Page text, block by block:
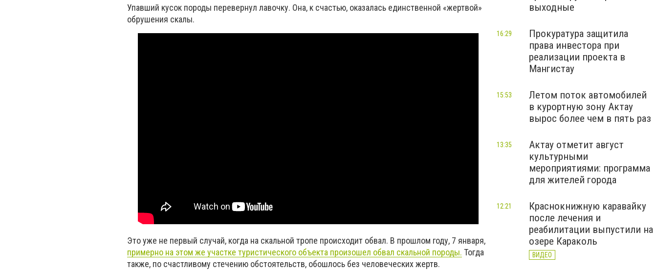
Упавший кусок породы перевернул лавочку. Она, к счастью, оказалась единственной «жертвой»
обрушения скалы.
Это уже не первый случай, когда на скальной тропе происходит обвал. В прошлом году, 7 января,
примерно на этом же участке туристического объекта произошел обвал скальной породы. Тогда
также, по счастливому стечению обстоятельств, обошлось без человеческих жертв.
выходные
Прокуратура защитила
права инвестора при
реализации проекта в
Мангистау
16:29
Летом поток автомобилей
в курортную зону Актау
вырос более чем в пять раз
15:53
Актау отметит август
культурными
мероприятиями: программа
для жителей города
13:35
Краснокнижную каравайку
после лечения и
реабилитации выпустили на
озере Караколь
ВИДЕО
12:21